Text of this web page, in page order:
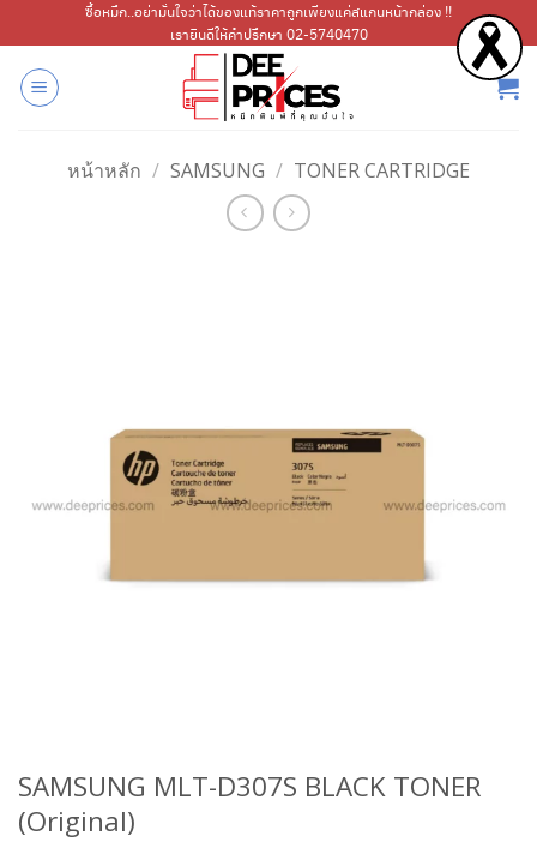
ไป
เนื้อหา
ซื้อหมึก..อย่ามั่นใจว่าได้ของแท้ราคาถูกเพียงแค่สแกนหน้ากล่อง !!
เรายินดีให้คำปรึกษา 02-5740470
หน้าหลัก / SAMSUNG / TONER CARTRIDGE
SAMSUNG MLT-D307S BLACK TONER
(Original)